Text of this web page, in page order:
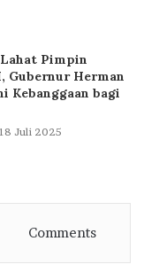
Pimpin
Gubernur Herman
Kebanggaan bagi
Juli 2025
Comments